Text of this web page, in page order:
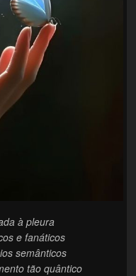
à pleura
e fanáticos
semânticos
tão quântico